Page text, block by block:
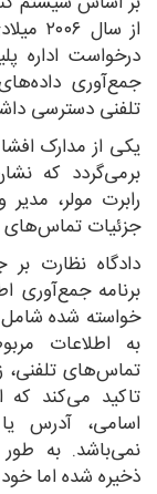
از
درخواست اداره
جمع‌آوری
تلفنی دسترسی
برمی‌گردد که
رابرت مولر،
جزئیات
دادگاه نظارت
برنامه جمع‌آوری
خواسته شده
به اطلاعات
تماس‌های تلفنی،
تاکید می‌کند که
اسامی، آدرس
نمی‌باشد. به
ذخیره شده اما